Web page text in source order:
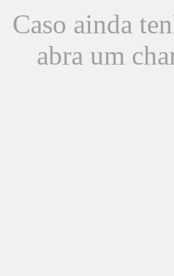
Caso ainda
abra um